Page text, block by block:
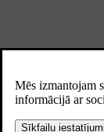
Uzlāde
Pārskats
Uzlāde mājās